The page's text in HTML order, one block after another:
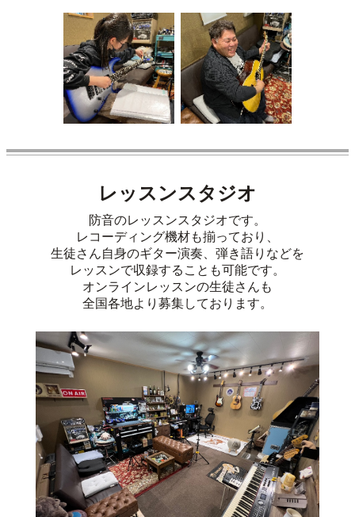
レッスンスタジオ
防音のレッスンスタジオです。
レコーディング機材も揃っており、
生徒さん自身のギター演奏、弾き語りなどを
レッスンで収録することも可能です。
オンラインレッスンの生徒さんも
全国各地より募集しております。